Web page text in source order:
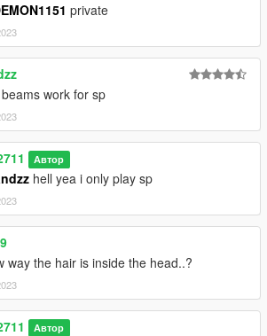
private
work for sp
Автор
hell yea i only play sp
way the hair is inside the head..?
Автор